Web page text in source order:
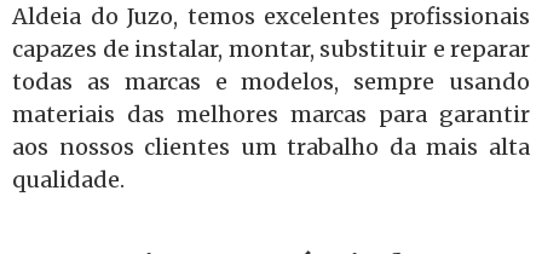
Aldeia do Juzo, temos excelentes profissionais
capazes de instalar, montar, substituir e reparar
todas as marcas e modelos, sempre usando
materiais das melhores marcas para garantir
aos nossos clientes um trabalho da mais alta
qualidade.